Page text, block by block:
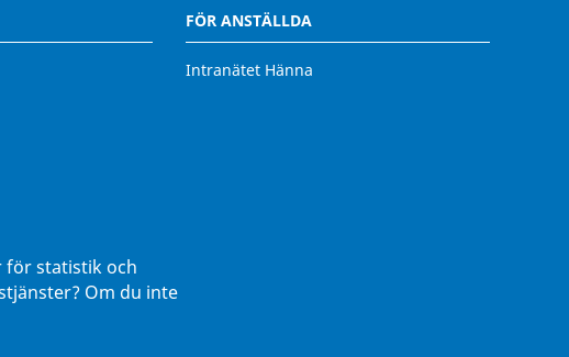
för statistik och
Om du inte
FÖR ANSTÄLLDA
Intranätet Hänna